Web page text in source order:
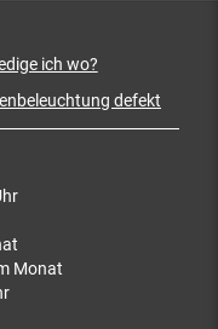
Monat
ich wo?
defekt